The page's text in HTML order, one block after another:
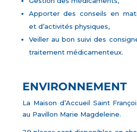
Apporter des conseils en
et d’activités physiques,
Veiller au bon suivi des
traitement médicamenteux.
ENVIRONNEMENT
La Maison d’Accueil Saint
au Pavillon Marie Magdeleine.